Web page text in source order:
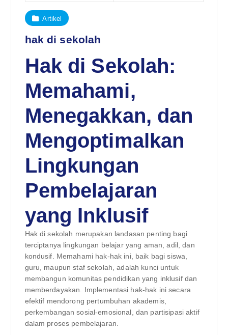
Artikel
hak di sekolah
Hak di Sekolah:
Memahami,
Menegakkan, dan
Mengoptimalkan
Lingkungan
Pembelajaran
yang Inklusif
Hak di sekolah merupakan landasan penting bagi
terciptanya lingkungan belajar yang aman, adil, dan
kondusif. Memahami hak-hak ini, baik bagi siswa,
guru, maupun staf sekolah, adalah kunci untuk
membangun komunitas pendidikan yang inklusif dan
memberdayakan. Implementasi hak-hak ini secara
efektif mendorong pertumbuhan akademis,
perkembangan sosial-emosional, dan partisipasi aktif
dalam proses pembelajaran.